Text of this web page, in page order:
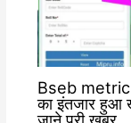
Bseb metric
का इंतजार हुआ